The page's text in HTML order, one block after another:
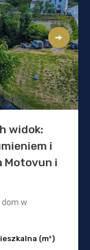
widok:
i
Motovun i
w
(m²)